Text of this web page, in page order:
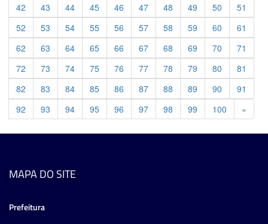
42
43 44 45 46 47 48 49 50
51
52
53 54 55 56 57 58 59 60
61
62
63 64 65 66 67 68 69 70
71
72
73 74 75 76 77 78 79 80
81
82
83 84 85 86 87 88 89 90
91
92
93 94 95 96 97 98 99 100 »
MAPA DO SITE
Prefeitura